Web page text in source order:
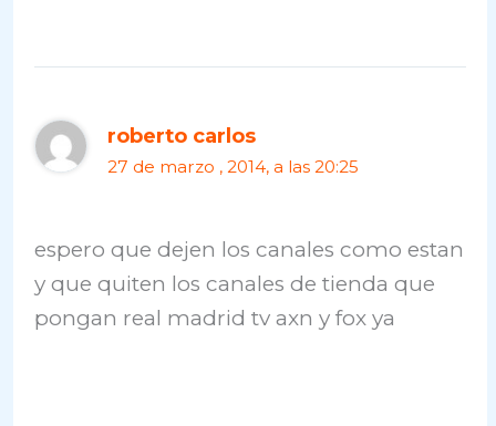
roberto carlos
27 de marzo , 2014, a las 20:25
espero que dejen los canales como estan
y que quiten los canales de tienda que
pongan real madrid tv axn y fox ya